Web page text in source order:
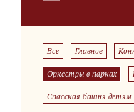
Все Главное
Оркестры в парках
Спасская башня детям